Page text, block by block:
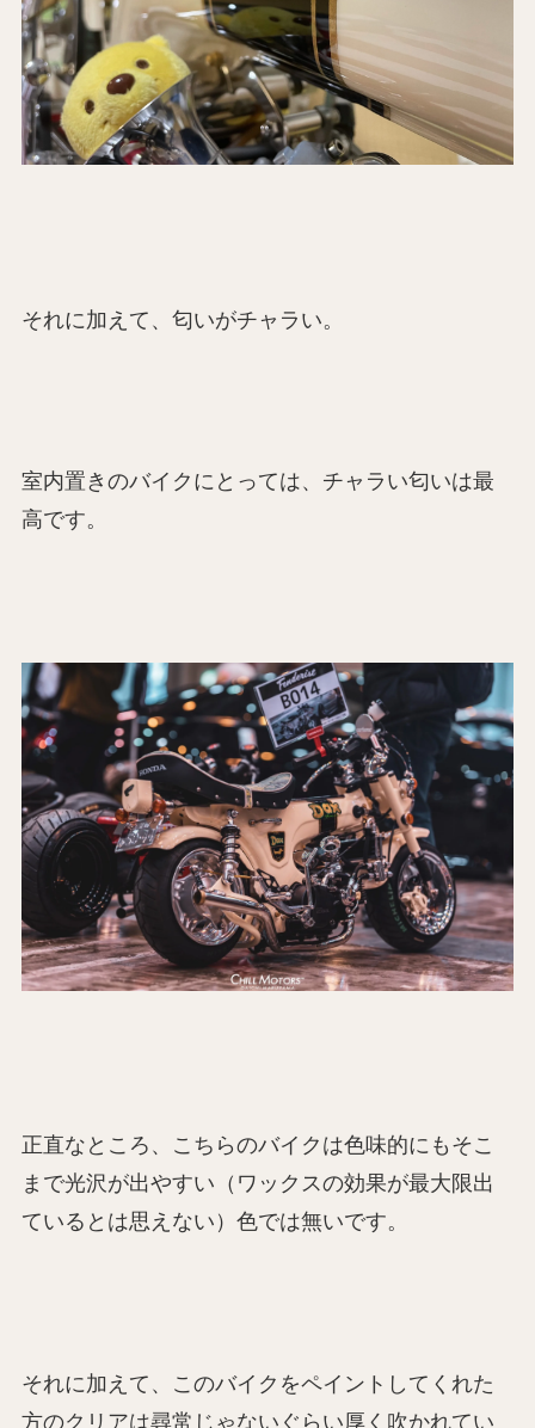
それに加えて、匂いがチャラい。
室内置きのバイクにとっては、チャラい匂いは最
高です。
正直なところ、こちらのバイクは色味的にもそこ
まで光沢が出やすい（ワックスの効果が最大限出
ているとは思えない）色では無いです。
それに加えて、このバイクをペイントしてくれた
方のクリアは尋常じゃないぐらい厚く吹かれてい